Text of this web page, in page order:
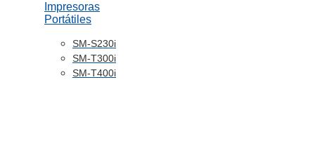
Impresoras
Portátiles
SM-S230i
SM-T300i
SM-T400i